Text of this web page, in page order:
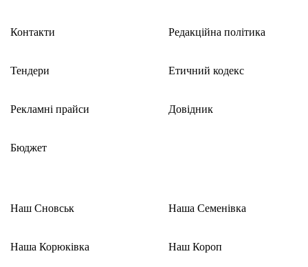
Контакти
Тендери
Рекламні прайси
Бюджет
Редакційна політика
Етичний кодекс
Довідник
Наш Сновськ
Наша Корюківка
Наша Семенівка
Наш Короп